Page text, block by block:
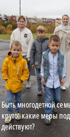
Быть многодетной
круто: какие меры
действуют?